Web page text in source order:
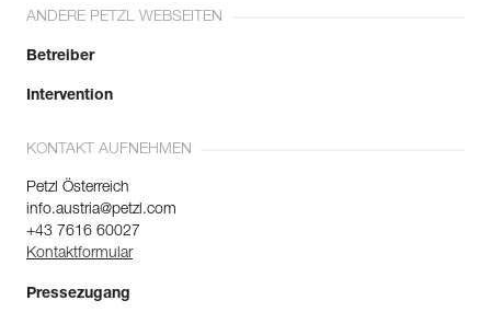
ANDERE PETZL WEBSEITEN
Betreiber
Intervention
KONTAKT AUFNEHMEN
Petzl Österreich
info.austria@petzl.com
+43 7616 60027
Kontaktformular
Pressezugang